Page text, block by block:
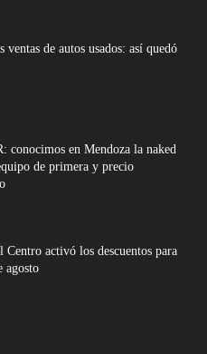
ventas de autos usados: así quedó
conocimos en Mendoza la naked
de primera y precio
Centro activó los descuentos para
agosto